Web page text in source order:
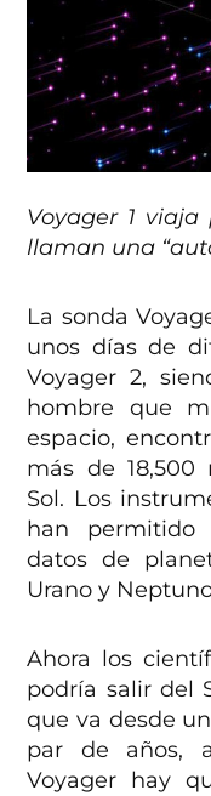
Voyager 1
llaman una
La sonda
unos días de
Voyager 2,
hombre que
espacio,
más de
Sol. Los
han permitido
datos de
Urano y
Ahora los
podría salir del
que va desde
par de años,
Voyager hay